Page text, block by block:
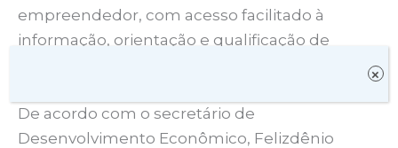
empreendedor, com acesso facilitado à
informação, orientação e qualificação de
De acordo com o secretário de
Desenvolvimento Econômico, Felizdênio
×